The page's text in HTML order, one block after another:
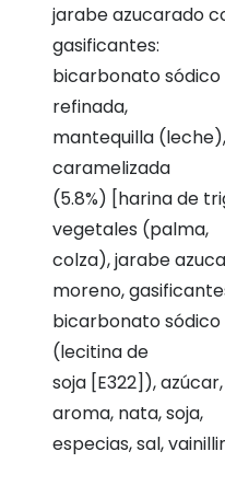
jarabe azucarado
gasificantes:
bicarbonato
refinada,
mantequilla
caramelizada
(5.8%) [harina de
vegetales (palma,
colza), jarabe
moreno,
bicarbonato sódico
(lecitina de
soja [E322]),
aroma, nata, soja,
especias, sal,